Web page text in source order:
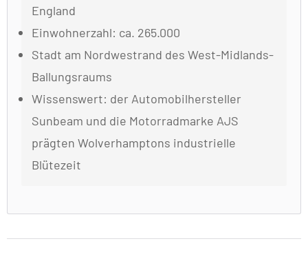
England
Einwohnerzahl: ca. 265.000
Stadt am Nordwestrand des West-Midlands-
Ballungsraums
Wissenswert: der Automobilhersteller
Sunbeam und die Motorradmarke AJS
prägten Wolverhamptons industrielle
Blütezeit